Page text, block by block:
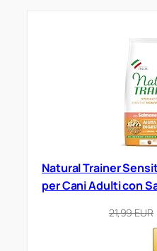
Natural Trainer
per Cani Adulti con
21,99 EUR